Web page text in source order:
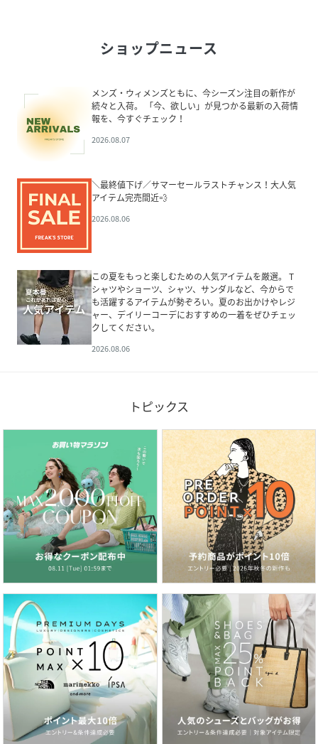
ショップニュース
メンズ・ウィメンズともに、今シーズン注目の新作が
続々と入荷。 「今、欲しい」が見つかる最新の入荷情
報を、今すぐチェック！
2026.08.07
＼最終値下げ／サマーセールラストチャンス！大人気
アイテム完売間近💨
2026.08.06
この夏をもっと楽しむための人気アイテムを厳選。 T
シャツやショーツ、シャツ、サンダルなど、今からで
も活躍するアイテムが勢ぞろい。夏のお出かけやレジ
ャー、デイリーコーデにおすすめの一着をぜひチェッ
クしてください。
2026.08.06
トピックス